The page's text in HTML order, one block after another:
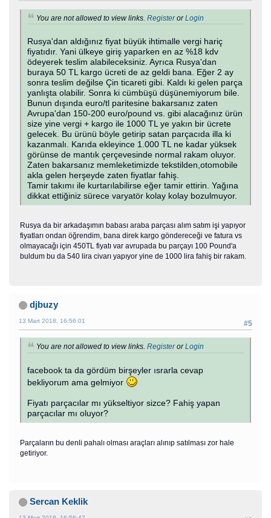
You are not allowed to view links. RegisterorLogin
Rusya'dan aldığınız fiyat büyük ihtimalle vergi hariç
fiyatıdır. Yani ülkeye giriş yaparken en az %18 kdv
ödeyerek teslim alabileceksiniz. Ayrıca Rusya'dan
buraya 50 TL kargo ücreti de az geldi bana. Eğer 2 ay
sonra teslim değilse Çin ticareti gibi. Kaldı ki gelen parça
yanlışta olabilir. Sonra ki cümbüşü düşünemiyorum bile.
Bunun dışında euro/tl paritesine bakarsanız zaten
Avrupa'dan 150-200 euro/pound vs. gibi alacağınız ürün
size yine vergi + kargo ile 1000 TL ye yakın bir ücrete
gelecek. Bu ürünü böyle getirip satan parçacıda illa ki
kazanmalı. Karıda ekleyince 1.000 TL ne kadar yüksek
görünse de mantık çerçevesinde normal rakam oluyor.
Zaten bakarsanız memleketimizde tekstilden,otomobile
akla gelen herşeyde zaten fiyatlar fahiş.
Tamir takımı ile kurtarılabilirse eğer tamir ettirin. Yağına
dikkat ettiğiniz sürece varyatör kolay kolay bozulmuyor.
Rusya da bir arkadaşımın babası araba parçası alım satım işi yapıyor
fiyatları ondan öğrendim, bana direk kargo göndereceği ve fatura vs
olmayacağı için 450TL fiyatı var avrupada bu parçayı 100 Pound'a
buldum bu da 540 lira civarı yapıyor yine de 1000 lira fahiş bir rakam.
djbuzy
#5
13 Mart 2018, 16:56:01
You are not allowed to view links. RegisterorLogin
facebook ta da gördüm birşeyler ısrarla cevap
bekliyorum ama gelmiyor
Fiyatı parçacılar mı yükseltiyor sizce? Fahiş yapan
parçacılar mı oluyor?
Parçaların bu denli pahalı olması araçları alınıp satılması zor hale
getiriyor.
Sercan Keklik